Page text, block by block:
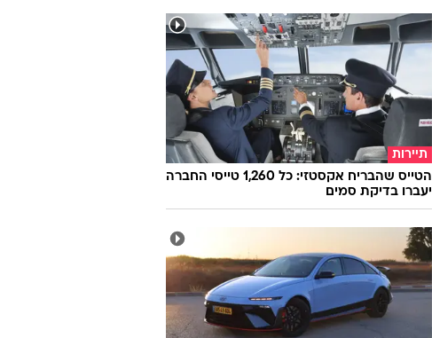
תיירות
הטייס שהבריח אקסטזי: כל 1,260 טייסי החברה
יעברו בדיקת סמים